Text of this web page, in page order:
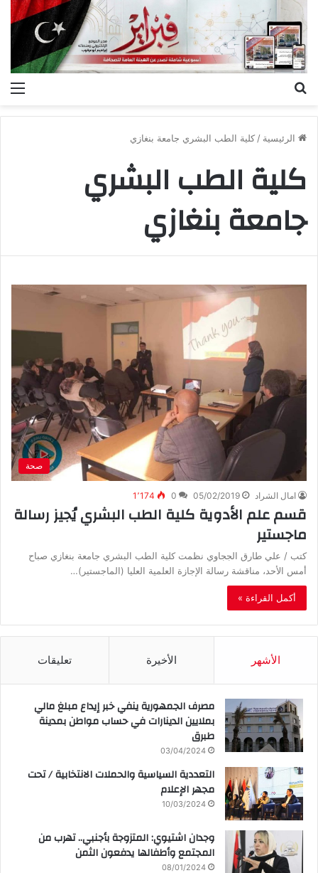
الرئيسية / كلية الطب البشري جامعة بنغازي
كلية الطب البشري
جامعة بنغازي
صحة
امال الشراد 05/02/2019
0 1٬174
قسم علم الأدوية كلية الطب البشري يُجيز رسالة
ماجستير
كتب / علي طارق الججاوي نظمت كلية الطب البشري جامعة بنغازي صباح
أمس الأحد، مناقشة رسالة الإجازة العلمية العليا (الماجستير)…
أكمل القراءة »
الأشهر الأخيرة تعليقات
مصرف الجمهورية ينفي خبر إيداع مبلغ مالي
بملايين الدينارات في حساب مواطن بمدينة
طبرق
03/04/2024
التعددية السياسية والحملات الانتخابية / تحت
مجهر الإعلام
10/03/2024
وجدان اشتيوي: المتزوجة بأجنبي.. تهرب من
المجتمع وأطفالها يدفعون الثمن
08/01/2024